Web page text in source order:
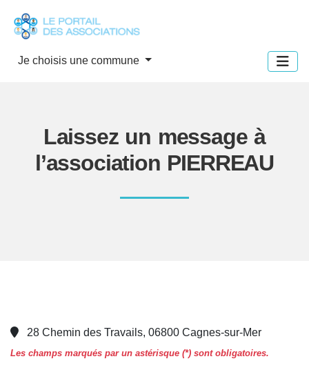
Je choisis une commune
Laissez un message à
l’association PIERREAU
28 Chemin des Travails, 06800 Cagnes-sur-Mer
Les champs marqués par un astérisque (*) sont obligatoires.